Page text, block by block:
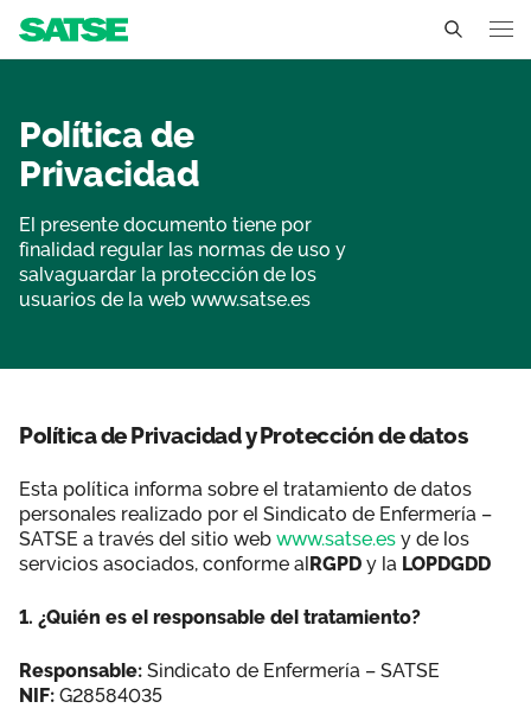
Conócenos
Delegados Sindicales
Transparencia
Nuestro trabajo
Ámbitos de negociación
Qué ofrecemos
Ventajas
Noticias
Sala de prensa
Documentos
Publicaciones
Vídeos
Área privada
Únete
Política de
Privacidad
El presente documento tiene por
finalidad regular las normas de uso y
salvaguardar la protección de los
usuarios de la web www.satse.es
Política de Privacidad y Protección de datos
Esta política informa sobre el tratamiento de datos
personales realizado por el Sindicato de Enfermería –
SATSE a través del sitio web www.satse.es y de los
servicios asociados, conforme alRGPD y la LOPDGDD
1. ¿Quién es el responsable del tratamiento?
Responsable: Sindicato de Enfermería – SATSE
NIF: G28584035